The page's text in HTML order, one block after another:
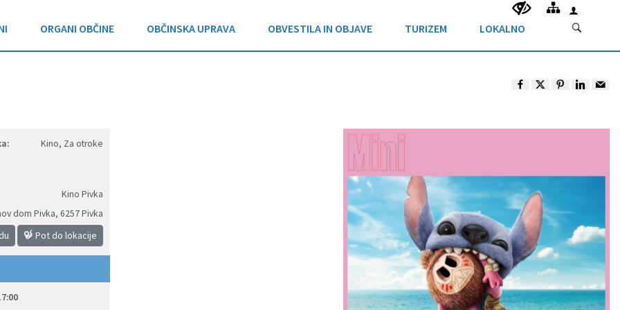
ORGANI OBČINE OBČINSKA UPRAVA OBVESTILA IN OBJAVE TURIZEM LOKALNO
Kino, Za otroke
Kino Pivka
dom Pivka, 6257 Pivka
Pot do lokacije